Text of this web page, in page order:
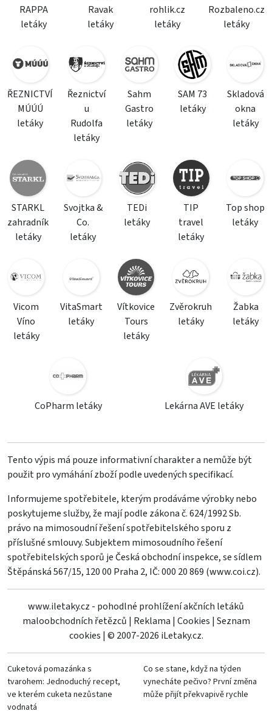
RAPPA
letáky
Ravak
letáky
rohlik.cz
letáky
Rozbaleno.cz
letáky
ŘEZNICTVÍ
MÚÚÚ
letáky
Řeznictví
u
Rudolfa
letáky
Sahm
Gastro
letáky
SAM 73
letáky
Skladová
okna
letáky
STARKL
zahradník
letáky
Svojtka &
Co.
letáky
TEDi
letáky
TIP
travel
letáky
Top shop
letáky
Vicom
Víno
letáky
VitaSmart
letáky
Vítkovice
Tours
letáky
Zvěrokruh
letáky
Žabka
letáky
CoPharm letáky Lekárna AVE letáky
Tento výpis má pouze informativní charakter a nemůže být
použit pro vymáhání zboží podle uvedených specifikací.
Informujeme spotřebitele, kterým prodáváme výrobky nebo
poskytujeme služby, že mají podle zákona č. 624/1992 Sb.
právo na mimosoudní řešení spotřebitelského sporu z
příslušné smlouvy. Subjektem mimosoudního řešení
spotřebitelských sporů je Česká obchodní inspekce, se sídlem
Štěpánská 567/15, 120 00 Praha 2, IČ: 000 20 869 (www.coi.cz).
www.iletaky.cz - pohodlné prohlížení akčních letáků
maloobchodních řetězců | Reklama | Cookies | Seznam
cookies | © 2007-2026 iLetaky.cz.
Cuketová pomazánka s
tvarohem: Jednoduchý recept,
ve kterém cuketa nezůstane
vodnatá
Co se stane, když na týden
vynecháte pečivo? První změna
může přijít překvapivě rychle